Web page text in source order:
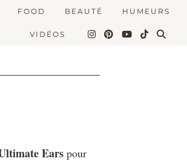
FOOD BEAUTÉ HUMEURS
VIDÉOS
Ears pour